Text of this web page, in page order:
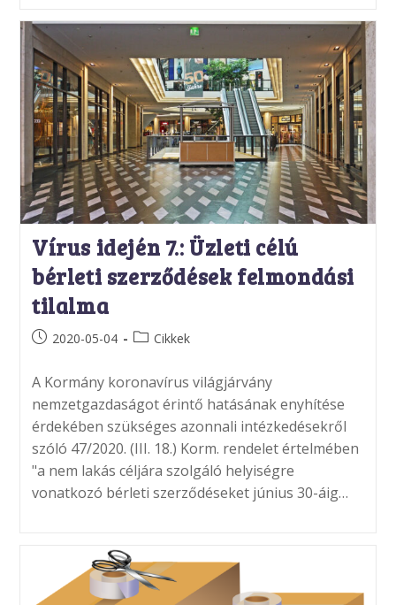
Vírus idején 7.: Üzleti célú
bérleti szerződések felmondási
tilalma
Post2020-05-04
PostCikkek
A Kormány koronavírus világjárvány
nemzetgazdaságot érintő hatásának enyhítése
érdekében szükséges azonnali intézkedésekről
szóló 47/2020. (III. 18.) Korm. rendelet értelmében
"a nem lakás céljára szolgáló helyiségre
vonatkozó bérleti szerződéseket június 30-áig…